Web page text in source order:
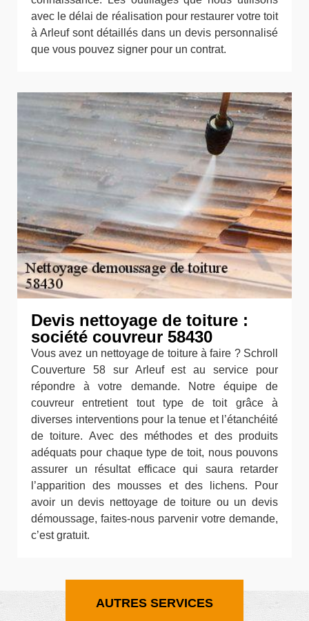
avec le délai de réalisation pour restaurer votre toit
à Arleuf sont détaillés dans un devis personnalisé
que vous pouvez signer pour un contrat.
Devis nettoyage de toiture :
société couvreur 58430
Vous avez un nettoyage de toiture à faire ? Schroll
Couverture 58 sur Arleuf est au service pour
répondre à votre demande. Notre équipe de
couvreur entretient tout type de toit grâce à
diverses interventions pour la tenue et l’étanchéité
de toiture. Avec des méthodes et des produits
adéquats pour chaque type de toit, nous pouvons
assurer un résultat efficace qui saura retarder
l’apparition des mousses et des lichens. Pour
avoir un devis nettoyage de toiture ou un devis
démoussage, faites-nous parvenir votre demande,
c’est gratuit.
AUTRES SERVICES